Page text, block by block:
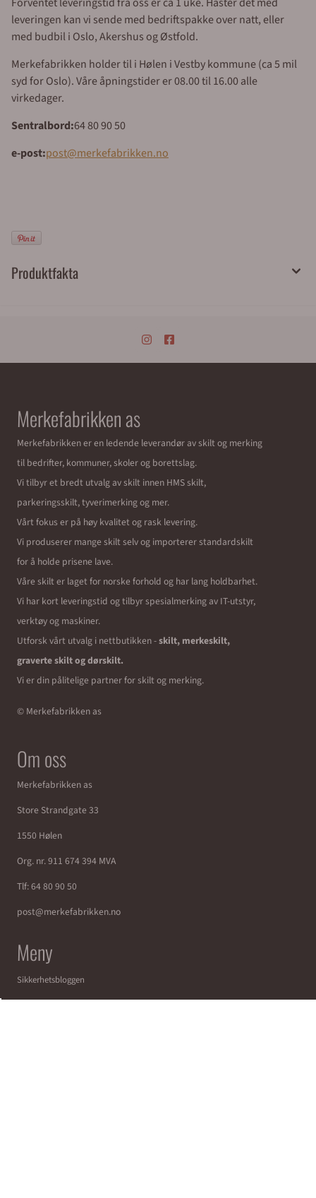
leveringen kan vi sende med bedriftspakke over natt, eller
med budbil i Oslo, Akershus og Østfold.
Merkefabrikken holder til i Hølen i Vestby kommune (ca 5 mil
syd for Oslo). Våre åpningstider er 08.00 til 16.00 alle
virkedager.
Sentralbord:64 80 90 50
e-post:post@merkefabrikken.no
Produktfakta
Merkefabrikken as
Merkefabrikken er en ledende leverandør av skilt og merking
til bedrifter, kommuner, skoler og borettslag.
Vi tilbyr et bredt utvalg av skilt innen HMS skilt,
parkeringsskilt, tyverimerking og mer.
Vårt fokus er på høy kvalitet og rask levering.
Vi produserer mange skilt selv og importerer standardskilt
for å holde prisene lave.
Våre skilt er laget for norske forhold og har lang holdbarhet.
Vi har kort leveringstid og tilbyr spesialmerking av IT-utstyr,
verktøy og maskiner.
Utforsk vårt utvalg i nettbutikken -skilt, merkeskilt,
graverte skilt og dørskilt.
Vi er din pålitelige partner for skilt og merking.
© Merkefabrikken as
Om oss
Merkefabrikken as
Store Strandgate 33
1550 Hølen
Org. nr. 911 674 394 MVA
Tlf:64 80 90 50
post@merkefabrikken.no
Meny
Sikkerhetsbloggen